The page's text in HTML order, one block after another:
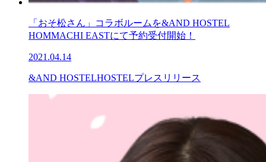
「おそ松さん」コラボルームを&AND HOSTEL
HOMMACHI EASTにて予約受付開始！
2021.04.14
&AND HOSTELHOSTELプレスリリース